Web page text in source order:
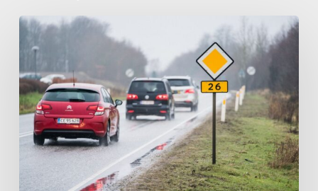
Region
bruger
millioner
på